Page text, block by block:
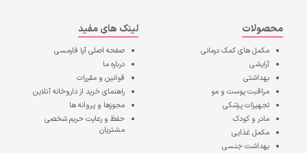
محصولات
مکمل های کمک درمانی
آرایشی
بهداشتی
مراقبت پوست و مو
تجهیزات پزشکی
مادر و کودک
مکمل غذایی
بهداشت جنسی
لینک های مفید
صفحه اصلیآپا فارمسی
درباره ما
قوانین و مقررات
راهنمای خرید از داروخانه آنلاین
مجوزها و پروانه ها
حفظ و رعایت حریم شخصی
مشتریان